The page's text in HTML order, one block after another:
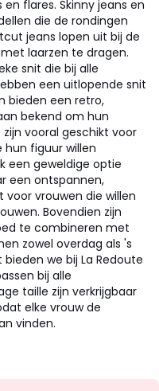
flares. Skinny jeans en
die de rondingen
jeans lopen uit bij de
laarzen te dragen.
snit die bij alle
een uitlopende snit
bieden een retro,
bekend om hun
vooral geschikt voor
hun figuur willen
een geweldige optie
een ontspannen,
vrouwen die willen
Bovendien zijn
te combineren met
zowel overdag als 's
we bij La Redoute
bij alle
taille zijn verkrijgbaar
elke vrouw de
vinden.